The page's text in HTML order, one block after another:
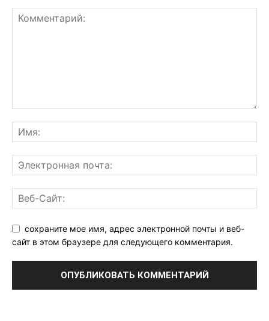
сохраните мое имя, адрес электронной почты и веб-
сайт в этом браузере для следующего комментария.